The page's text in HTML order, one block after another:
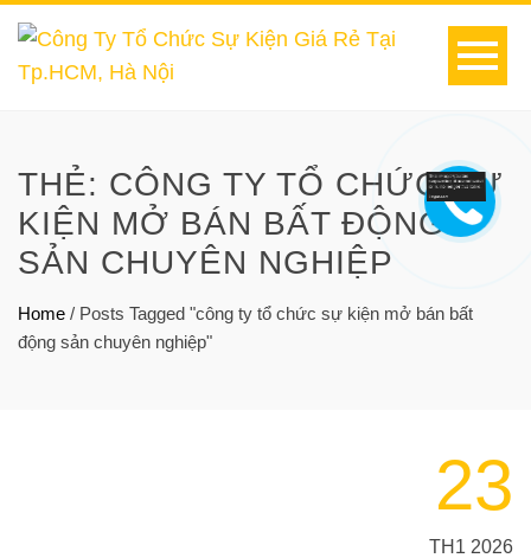
THẺ: CÔNG TY TỔ CHỨC SỰ
KIỆN MỞ BÁN BẤT ĐỘNG
SẢN CHUYÊN NGHIỆP
Home / Posts Tagged "công ty tổ chức sự kiện mở bán bất
động sản chuyên nghiệp"
23
TH1 2026